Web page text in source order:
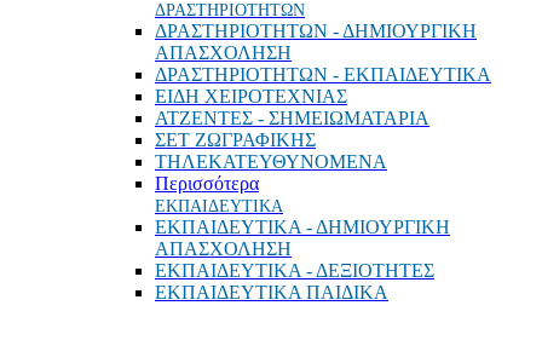
ΔΡΑΣΤΗΡΙΟΤΗΤΩΝ
ΔΡΑΣΤΗΡΙΟΤΗΤΩΝ - ΔΗΜΙΟΥΡΓΙΚΗ
ΑΠΑΣΧΟΛΗΣΗ
ΔΡΑΣΤΗΡΙΟΤΗΤΩΝ - ΕΚΠΑΙΔΕΥΤΙΚΑ
ΕΙΔΗ ΧΕΙΡΟΤΕΧΝΙΑΣ
ΑΤΖΕΝΤΕΣ - ΣΗΜΕΙΩΜΑΤΑΡΙΑ
ΣΕΤ ΖΩΓΡΑΦΙΚΗΣ
ΤΗΛΕΚΑΤΕΥΘΥΝΟΜΕΝΑ
Περισσότερα
ΕΚΠΑΙΔΕΥΤΙΚΑ
ΕΚΠΑΙΔΕΥΤΙΚΑ - ΔΗΜΙΟΥΡΓΙΚΗ
ΑΠΑΣΧΟΛΗΣΗ
ΕΚΠΑΙΔΕΥΤΙΚΑ - ΔΕΞΙΟΤΗΤΕΣ
ΕΚΠΑΙΔΕΥΤΙΚΑ ΠΑΙΔΙΚΑ